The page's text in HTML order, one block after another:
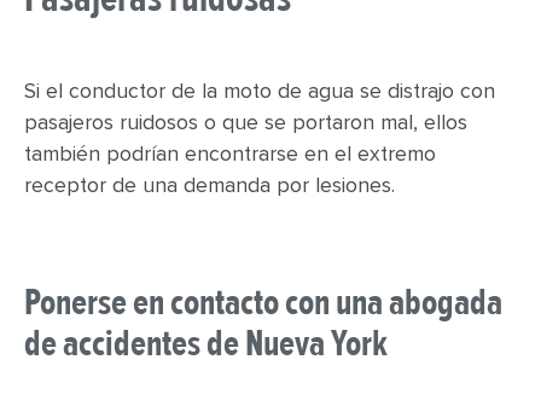
Si el conductor de la moto de agua se distrajo con
pasajeros ruidosos o que se portaron mal, ellos
también podrían encontrarse en el extremo
receptor de una demanda por lesiones.
Ponerse en contacto con una abogada
de accidentes de Nueva York